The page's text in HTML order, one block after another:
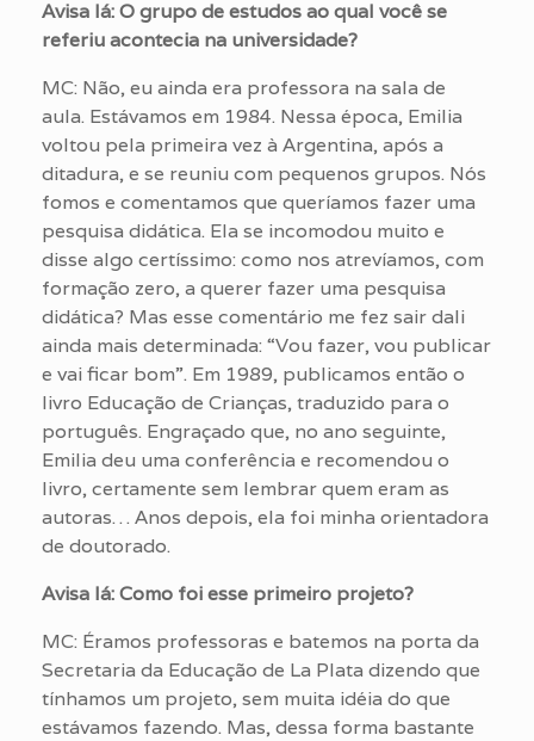
Avisa lá: O grupo de estudos ao qual você se
referiu acontecia na universidade?
MC: Não, eu ainda era professora na sala de
aula. Estávamos em 1984. Nessa época, Emilia
voltou pela primeira vez à Argentina, após a
ditadura, e se reuniu com pequenos grupos. Nós
fomos e comentamos que queríamos fazer uma
pesquisa didática. Ela se incomodou muito e
disse algo certíssimo: como nos atrevíamos, com
formação zero, a querer fazer uma pesquisa
didática? Mas esse comentário me fez sair dali
ainda mais determinada: “Vou fazer, vou publicar
e vai ficar bom”. Em 1989, publicamos então o
livro Educação de Crianças, traduzido para o
português. Engraçado que, no ano seguinte,
Emilia deu uma conferência e recomendou o
livro, certamente sem lembrar quem eram as
autoras… Anos depois, ela foi minha orientadora
de doutorado.
Avisa lá: Como foi esse primeiro projeto?
MC: Éramos professoras e batemos na porta da
Secretaria da Educação de La Plata dizendo que
tínhamos um projeto, sem muita idéia do que
estávamos fazendo. Mas, dessa forma bastante